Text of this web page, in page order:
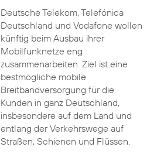
Deutsche Telekom, Telefónica
Deutschland und Vodafone wollen
künftig beim Ausbau ihrer
Mobilfunknetze eng
zusammenarbeiten. Ziel ist eine
bestmögliche mobile
Breitbandversorgung für die
Kunden in ganz Deutschland,
insbesondere auf dem Land und
entlang der Verkehrswege auf
Straßen, Schienen und Flüssen.